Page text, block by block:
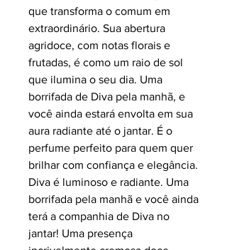
que transforma o comum em
extraordinário. Sua abertura
agridoce, com notas florais e
frutadas, é como um raio de sol
que ilumina o seu dia. Uma
borrifada de Diva pela manhã, e
você ainda estará envolta em sua
aura radiante até o jantar. É o
perfume perfeito para quem quer
brilhar com confiança e elegância.
Diva é luminoso e radiante. Uma
borrifada pela manhã e você ainda
terá a companhia de Diva no
jantar! Uma presença